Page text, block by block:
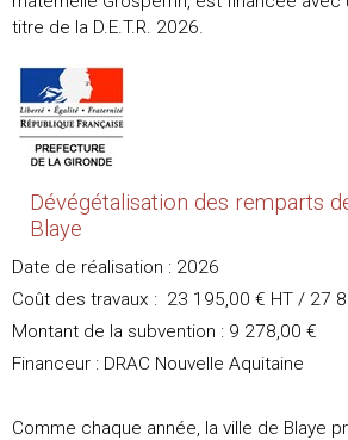
titre de la D.E.T.R. 2026.
Dévégétalisation des remparts
Blaye
Date de réalisation : 2026
Coût des travaux : 23 195,00 € HT / 27
Montant de la subvention : 9 278,00 €
Financeur : DRAC Nouvelle Aquitaine
Comme chaque année, la ville de Blaye